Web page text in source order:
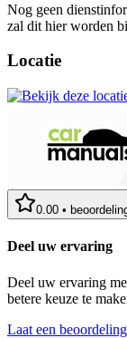
Nog geen
zal dit hier worden
Locatie
0.00 •
Deel uw ervaring
Deel uw ervaring
betere keuze te
Laat een